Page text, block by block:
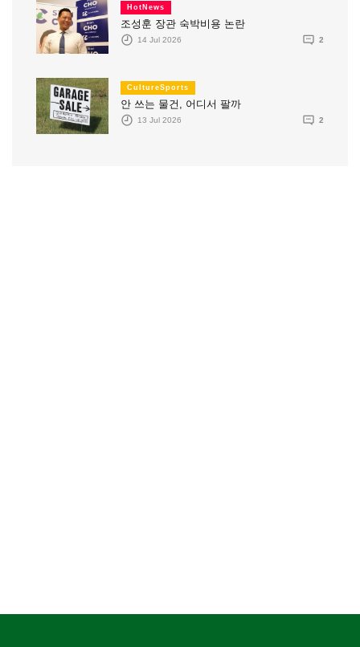
HotNews
조성훈 장관 숙박비용 논란
14 Jul 2026 2
CultureSports
안 쓰는 물건, 어디서 팔까
13 Jul 2026 2